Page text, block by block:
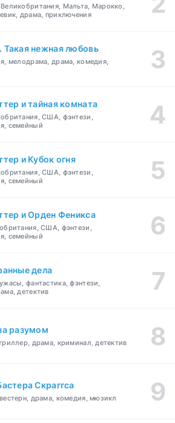
Мальта, Марокко,
драма, приключения
нежная любовь
мелодрама, драма, комедия,
и тайная комната
США, фэнтези,
семейный
и Кубок огня
США, фэнтези,
семейный
и Орден Феникса
США, фэнтези,
семейный
дела
фантастика, фэнтези,
детектив
разумом
драма, криминал, детектив
Скраггса
драма, комедия, мюзикл